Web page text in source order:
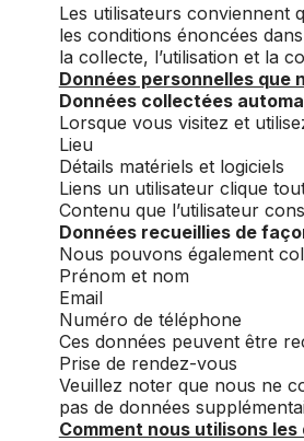
Les utilisateurs conviennent
les conditions énoncées
la collecte, l’utilisation et la
Données personnelles que
Données collectées
Lorsque vous visitez et
Lieu
Détails matériels et logiciels
Liens un utilisateur clique
Contenu que l’utilisateur
Données recueillies de
Nous pouvons également
Prénom et nom
Email
Numéro de téléphone
Ces données peuvent être
Prise de rendez-vous
Veuillez noter que nous ne
pas de données
Comment nous utilisons